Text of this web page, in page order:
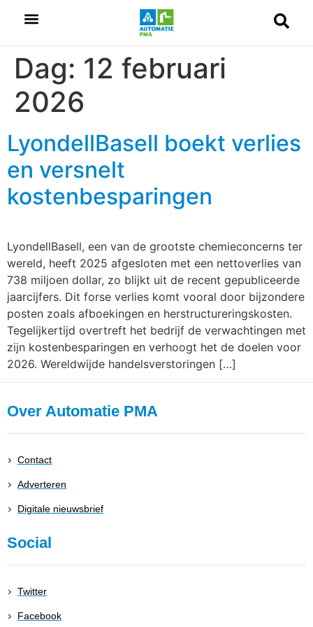
Dag: 12 februari
2026
LyondellBasell boekt verlies
en versnelt
kostenbesparingen
LyondellBasell, een van de grootste chemieconcerns ter
wereld, heeft 2025 afgesloten met een nettoverlies van
738 miljoen dollar, zo blijkt uit de recent gepubliceerde
jaarcijfers. Dit forse verlies komt vooral door bijzondere
posten zoals afboekingen en herstructureringskosten.
Tegelijkertijd overtreft het bedrijf de verwachtingen met
zijn kostenbesparingen en verhoogt het de doelen voor
2026. Wereldwijde handelsverstoringen […]
Over Automatie PMA
Contact
Adverteren
Digitale nieuwsbrief
Social
Twitter
Facebook